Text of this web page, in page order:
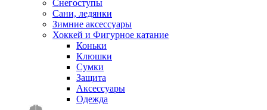
Снегоступы
Сани, ледянки
Зимние аксессуары
Хоккей и Фигурное катание
Коньки
Клюшки
Сумки
Защита
Аксессуары
Одежда